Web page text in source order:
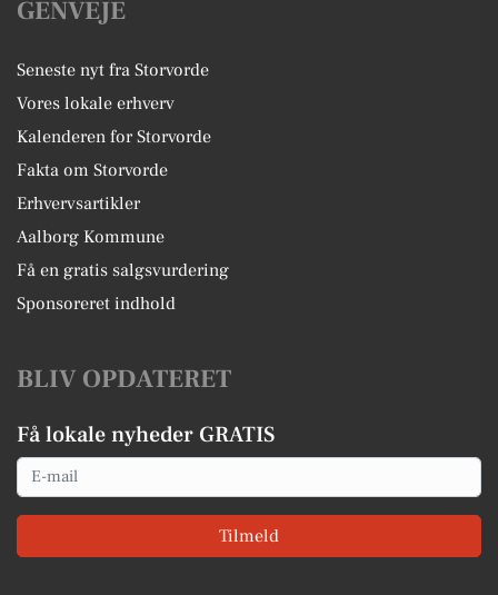
GENVEJE
Seneste nyt fra Storvorde
Vores lokale erhverv
Kalenderen for Storvorde
Fakta om Storvorde
Erhvervsartikler
Aalborg Kommune
Få en gratis salgsvurdering
Sponsoreret indhold
BLIV OPDATERET
Få lokale nyheder GRATIS
Email
Tilmeld